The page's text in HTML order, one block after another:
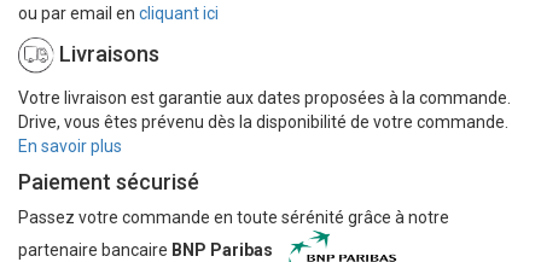
ou par email en cliquant ici
Livraisons
Votre livraison est garantie aux dates proposées à la commande.
Drive, vous êtes prévenu dès la disponibilité de votre commande.
En savoir plus
Paiement sécurisé
Passez votre commande en toute sérénité grâce à notre
partenaire bancaire BNP Paribas